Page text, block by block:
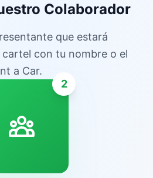
Colaborador
que estará
con tu nombre o el
a Car.
2